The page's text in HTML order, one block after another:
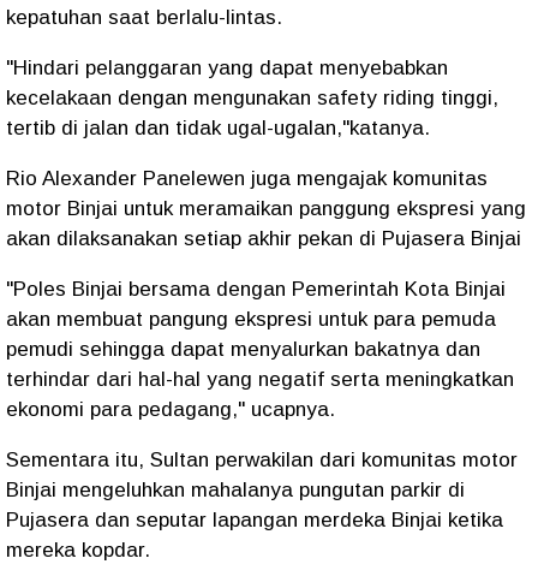
kepatuhan saat berlalu-lintas.
"Hindari pelanggaran yang dapat menyebabkan
kecelakaan dengan mengunakan safety riding tinggi,
tertib di jalan dan tidak ugal-ugalan,"katanya.
Rio Alexander Panelewen juga mengajak komunitas
motor Binjai untuk meramaikan panggung ekspresi yang
akan dilaksanakan setiap akhir pekan di Pujasera Binjai
"Poles Binjai bersama dengan Pemerintah Kota Binjai
akan membuat pangung ekspresi untuk para pemuda
pemudi sehingga dapat menyalurkan bakatnya dan
terhindar dari hal-hal yang negatif serta meningkatkan
ekonomi para pedagang," ucapnya.
Sementara itu, Sultan perwakilan dari komunitas motor
Binjai mengeluhkan mahalanya pungutan parkir di
Pujasera dan seputar lapangan merdeka Binjai ketika
mereka kopdar.